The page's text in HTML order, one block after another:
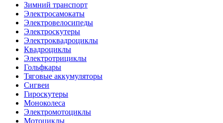
Зимний транспорт
Электросамокаты
Электровелосипеды
Электроскутеры
Электроквадроциклы
Квадроциклы
Электротрициклы
Гольфкары
Тяговые аккумуляторы
Сигвеи
Гироскутеры
Моноколеса
Электромотоциклы
Мотоциклы